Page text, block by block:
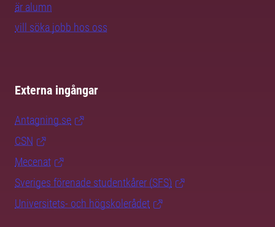
är alumn
vill söka jobb hos oss
Externa ingångar
Antagning.se
CSN
Mecenat
Sveriges förenade studentkårer (SFS)
Universitets- och högskolerådet